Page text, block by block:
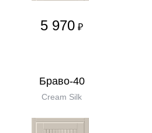
5 970 ₽
Браво-40
Cream Silk